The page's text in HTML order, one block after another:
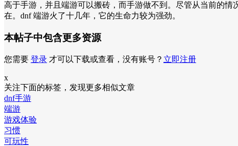
高于手游，并且端游可以搬砖，而手游做不到。尽管从当前的
在。dnf 端游火了十几年，它的生命力较为强劲。
本帖子中包含更多资源
您需要 登录 才可以下载或查看，没有账号？ 立即注册
x
关注下面的标签，发现更多相似文章
dnf手游
端游
游戏体验
习惯
可玩性